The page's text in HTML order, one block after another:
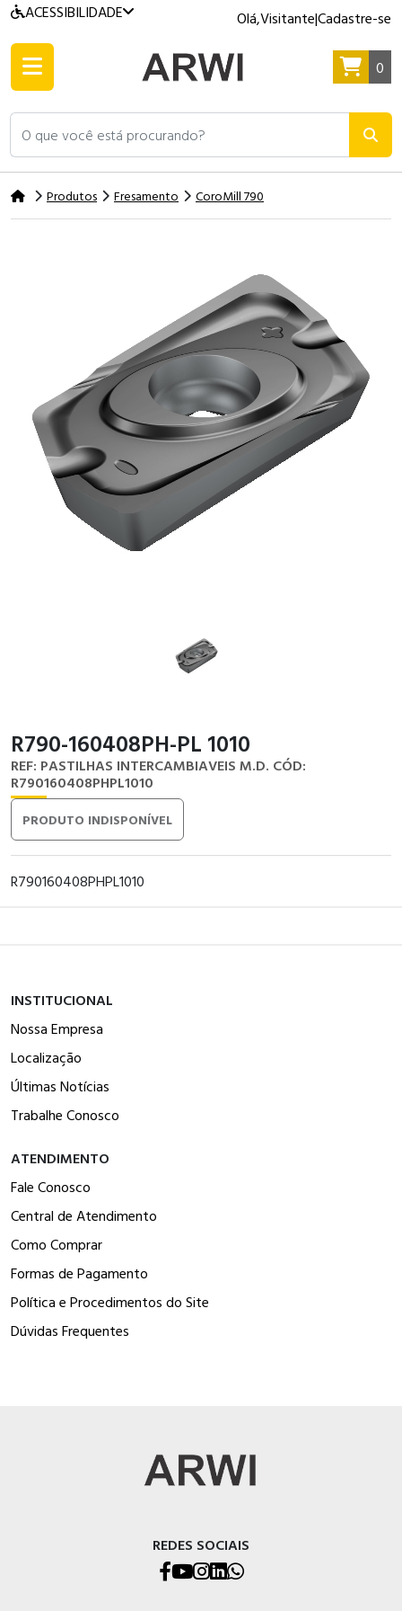
ACESSIBILIDADE Olá,Visitante|Cadastre-se
O que você está procurando?
0
Produtos Fresamento CoroMill 790
R790-160408PH-PL 1010
REF: PASTILHAS INTERCAMBIAVEIS M.D. CÓD:
R790160408PHPL1010
PRODUTO INDISPONÍVEL
R790160408PHPL1010
INSTITUCIONAL
Nossa Empresa
Localização
Últimas Notícias
Trabalhe Conosco
ATENDIMENTO
Fale Conosco
Central de Atendimento
Como Comprar
Formas de Pagamento
Política e Procedimentos do Site
Dúvidas Frequentes
REDES SOCIAIS